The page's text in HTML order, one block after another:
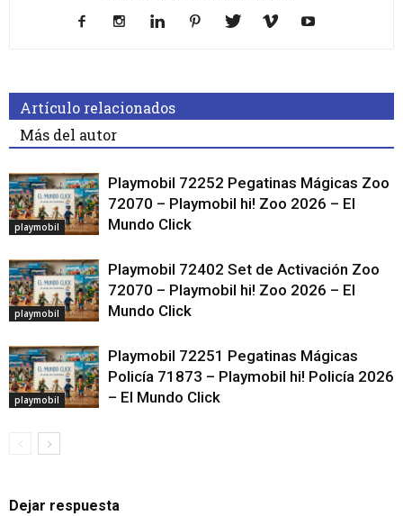
Artículo relacionados
Más del autor
playmobil
Playmobil 72252 Pegatinas Mágicas Zoo
72070 – Playmobil hi! Zoo 2026 – El
Mundo Click
playmobil
Playmobil 72402 Set de Activación Zoo
72070 – Playmobil hi! Zoo 2026 – El
Mundo Click
playmobil
Playmobil 72251 Pegatinas Mágicas
Policía 71873 – Playmobil hi! Policía 2026
– El Mundo Click
Dejar respuesta